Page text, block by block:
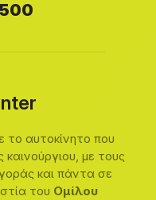
το αυτοκίνητο που
καινούργιου, με τους
και πάντα σε
του Ομίλου